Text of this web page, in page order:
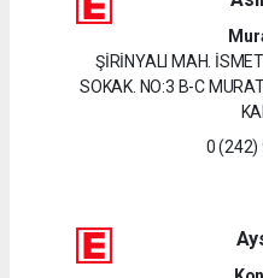
ŞİRİNYALI MAH.
SOKAK. NO:3 B-C
0 (242)